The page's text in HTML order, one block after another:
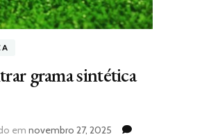
grama sintética
em novembro 27, 2025